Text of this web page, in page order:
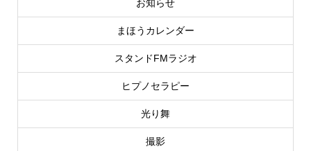
お知らせ
まほうカレンダー
スタンドFMラジオ
ヒプノセラピー
光り舞
撮影